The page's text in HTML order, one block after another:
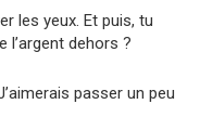
les yeux. Et puis, tu
l’argent dehors ?
passer un peu